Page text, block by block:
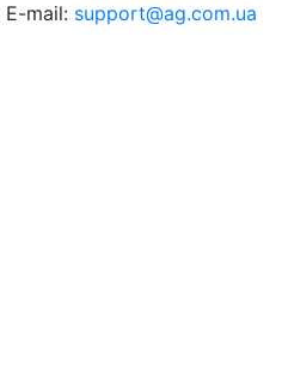
E-mail: support@ag.com.ua